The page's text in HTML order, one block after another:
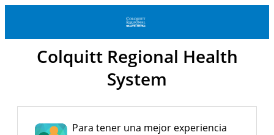
Colquitt Regional Health
System
Para tener una mejor experiencia